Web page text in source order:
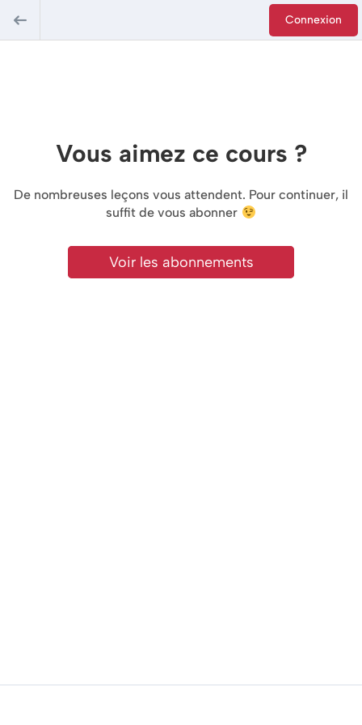
Connexion
Vous aimez ce cours ?
De nombreuses leçons vous attendent. Pour continuer, il
suffit de vous abonner
Voir les abonnements